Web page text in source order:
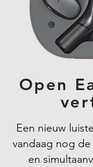
Open
Een nieuw
vandaag nog
en